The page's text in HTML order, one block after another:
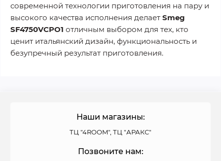
современной технологии приготовления на пару и
высокого качества исполнения делает Smeg
SF4750VCPO1 отличным выбором для тех, кто
ценит итальянский дизайн, функциональность и
безупречный результат приготовления.
Наши магазины:
ТЦ "4ROOM", ТЦ "АРАКС"
Позвоните нам: